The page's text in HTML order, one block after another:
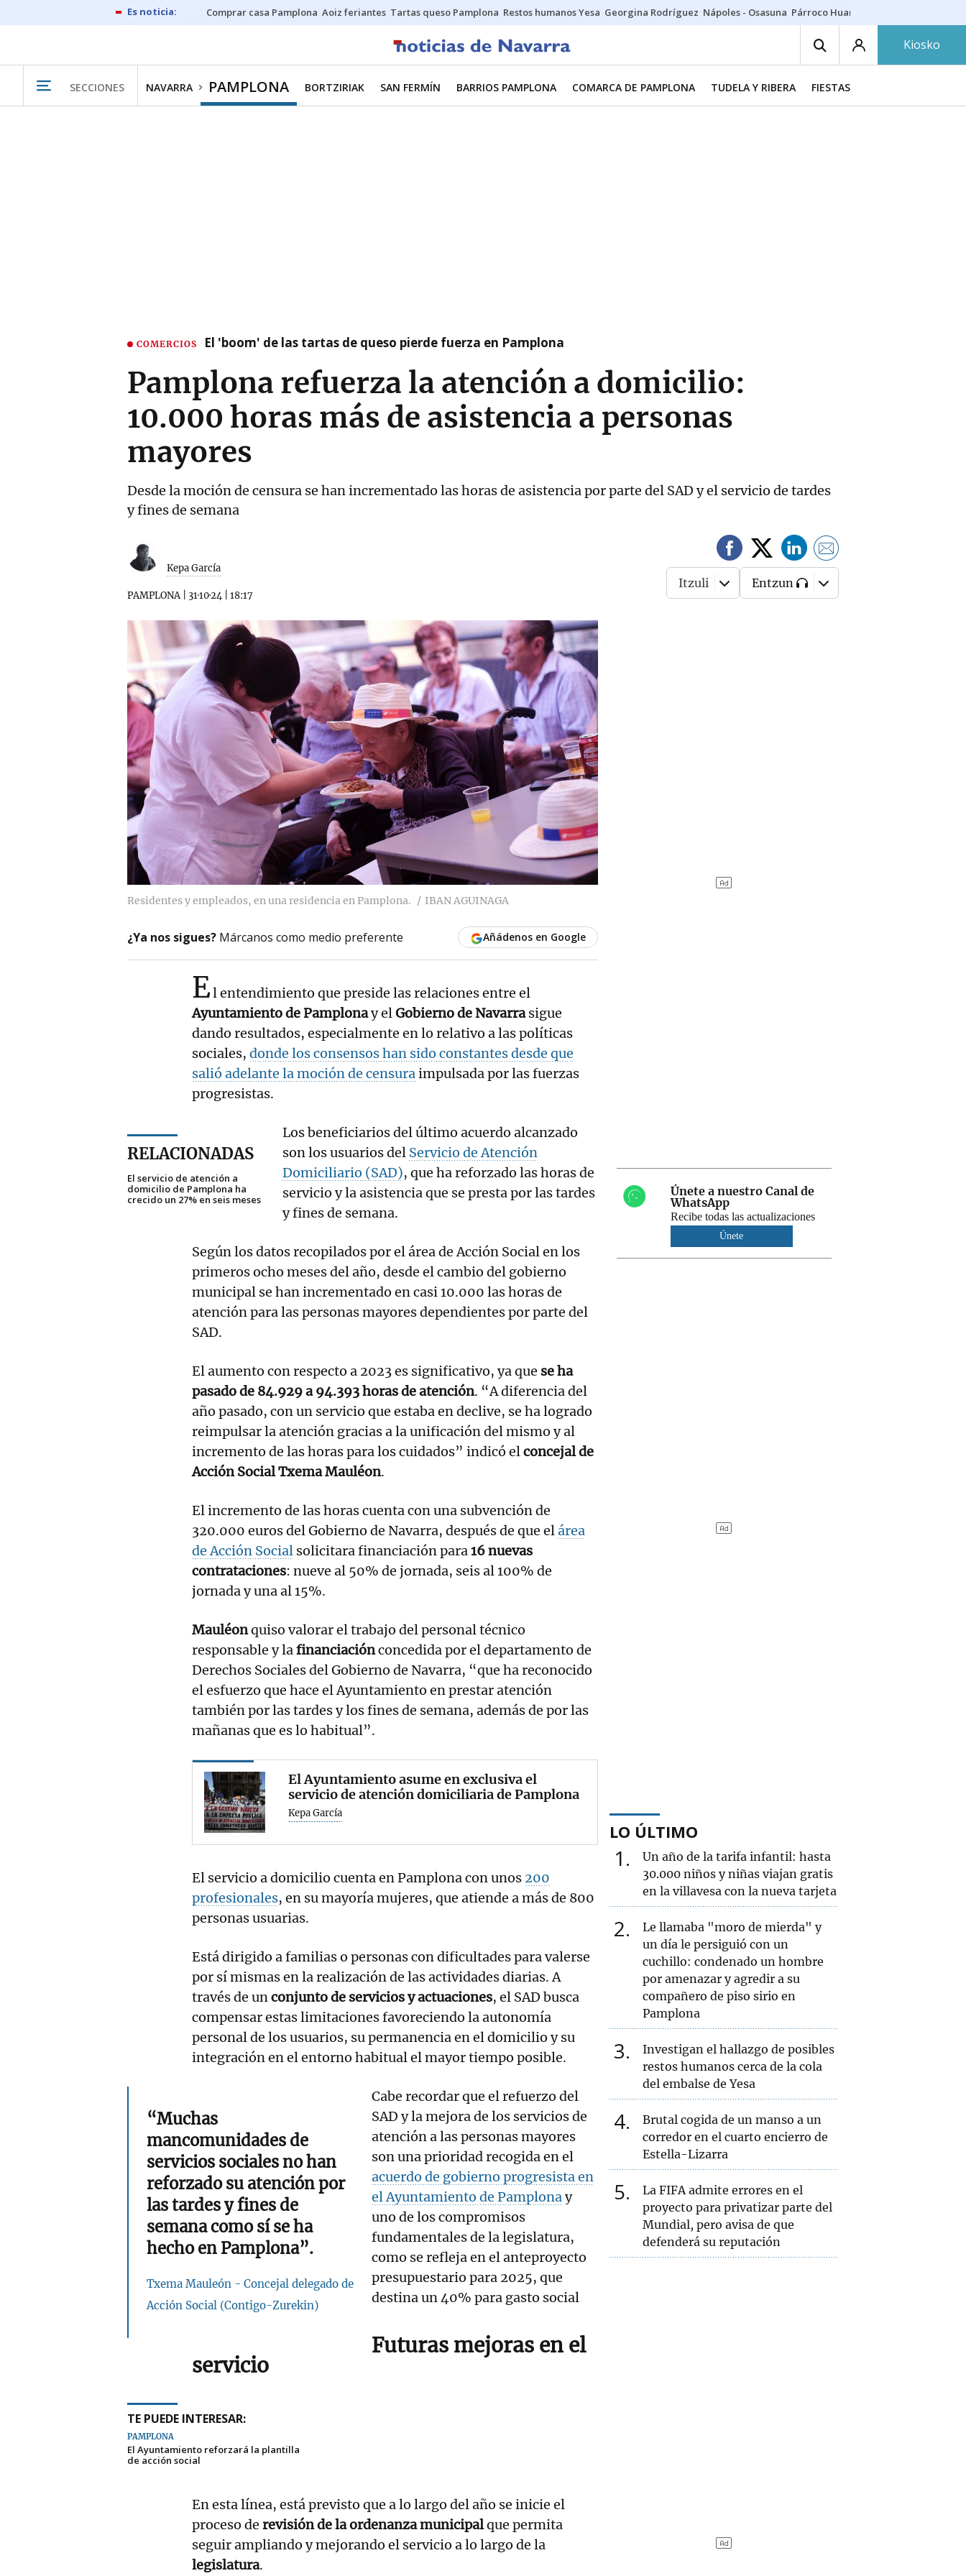
Comprar casa Pamplona Aoiz feriantes Tartas queso Pamplona Restos humanos Yesa Georgina Rodríguez Nápoles - Osasuna Párroco Huarte
Kiosko
SECCIONES NAVARRA PAMPLONA BORTZIRIAK SAN FERMÍN BARRIOS PAMPLONA COMARCA DE PAMPLONA TUDELA Y RIBERA FIESTAS
COMERCIOS El 'boom' de las tartas de queso pierde fuerza en Pamplona
Pamplona refuerza la atención a domicilio:
10.000 horas más de asistencia a personas
mayores
Desde la moción de censura se han incrementado las horas de asistencia por parte del SAD y el servicio de tardes
y fines de semana
Kepa García
PAMPLONA| 31·10·24 18:17
Itzuli Entzun
Residentes y empleados, en una residencia en Pamplona. IBAN AGUINAGA
¿Ya nos sigues? Márcanos como medio preferente Añádenos en Google
El entendimiento que preside las relaciones entre el
Ayuntamiento de Pamplonay elGobierno de Navarrasigue
dando resultados, especialmente en lo relativo a las políticas
sociales, donde los consensos han sido constantes desde que
salió adelante la moción de censuraimpulsada por las fuerzas
progresistas.
RELACIONADAS
El servicio de atención a
domicilio de Pamplona ha
crecido un 27% en seis meses
Los beneficiarios del último acuerdo alcanzado
son los usuarios del Servicio de Atención
Domiciliario (SAD), que ha reforzado las horas de
servicio y la asistencia que se presta por las tardes
y fines de semana.
Según los datos recopilados por el área de Acción Social en los
primeros ocho meses del año, desde el cambio del gobierno
municipal se han incrementado en casi 10.000 las horas de
atención para las personas mayores dependientes por parte del
SAD.
El aumento con respecto a 2023 es significativo, ya que se ha
pasado de 84.929 a 94.393 horas de atención. “A diferencia del
año pasado, con un servicio que estaba en declive, se ha logrado
reimpulsar la atención gracias a la unificación del mismo y al
incremento de las horas para los cuidados” indicó elconcejal de
Acción Social Txema Mauléon.
El incremento de las horas cuenta con una subvención de
320.000 euros del Gobierno de Navarra, después de que elárea
de Acción Social solicitara financiación para16 nuevas
contrataciones: nueve al 50% de jornada, seis al 100% de
jornada y una al 15%.
Mauléonquiso valorar el trabajo del personal técnico
responsable y lafinanciaciónconcedida por el departamento de
Derechos Sociales del Gobierno de Navarra, “que ha reconocido
el esfuerzo que hace el Ayuntamiento en prestar atención
también por las tardes y los fines de semana, además de por las
mañanas que es lo habitual”.
El Ayuntamiento asume en exclusiva el
servicio de atención domiciliaria de Pamplona
Kepa García
El servicio a domicilio cuenta en Pamplona con unos 200
profesionales, en su mayoría mujeres, que atiende a más de 800
personas usuarias.
Está dirigido a familias o personas con dificultades para valerse
por sí mismas en la realización de las actividades diarias. A
través de unconjunto de servicios y actuaciones, el SAD busca
compensar estas limitaciones favoreciendo la autonomía
personal de los usuarios, su permanencia en el domicilio y su
integración en el entorno habitual el mayor tiempo posible.
“Muchas
mancomunidades de
servicios sociales no han
reforzado su atención por
las tardes y fines de
semana como sí se ha
hecho en Pamplona”.
Txema Mauleón - Concejal delegado de
Acción Social (Contigo-Zurekin)
Cabe recordar que el refuerzo del
SAD y la mejora de los servicios de
atención a las personas mayores
son una prioridad recogida en el
acuerdo de gobierno progresista en
el Ayuntamiento de Pamplonay
uno de los compromisos
fundamentales de la legislatura,
como se refleja en el anteproyecto
presupuestario para 2025, que
destina un 40% para gasto social
Futuras mejoras en el
servicio
TE PUEDE INTERESAR:
PAMPLONA
El Ayuntamiento reforzará la plantilla
de acción social
En esta línea, está previsto que a lo largo del año se inicie el
proceso de revisión de la ordenanza municipalque permita
seguir ampliando y mejorando el servicio a lo largo de la
legislatura.
Únete a nuestro Canal de
WhatsApp
Recibe todas las actualizaciones
Únete
LO ÚLTIMO
1
Un año de la tarifa infantil: hasta
30.000 niños y niñas viajan gratis
en la villavesa con la nueva tarjeta
2
Le llamaba "moro de mierda" y
un día le persiguió con un
cuchillo: condenado un hombre
por amenazar y agredir a su
compañero de piso sirio en
Pamplona
3
Investigan el hallazgo de posibles
restos humanos cerca de la cola
del embalse de Yesa
4
Brutal cogida de un manso a un
corredor en el cuarto encierro de
Estella-Lizarra
5
La FIFA admite errores en el
proyecto para privatizar parte del
Mundial, pero avisa de que
defenderá su reputación